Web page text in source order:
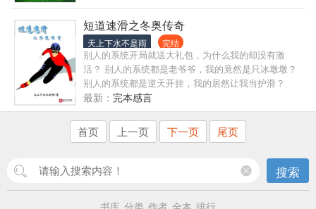
意，并邀请到英超青年队试训。 李普一步一脚印，从
青年队脱颖而出，进入英超一线队。 他作为一个守门
员，不但牢固的守住球队的最后一道防线，更频频助
功，以不可思议的方式取得进球。 随着能力的成长，
他可以做后卫、中场、前锋，成为足球场上无所不能
的巨星！
短道速滑之冬奥传奇
天上下水不是雨 完结
别人的系统开局就送大礼包，为什么我的却没有激
活？ 别人的系统都是老爷爷，我的竟然是只冰墩墩？
别人的系统都是逆天开挂，我的居然让我当护滑？
2022年2月4日 BJ冬奥会开幕式上，李宇昂看着来自各
国的冰雪健儿，对冰墩墩说道：“墩墩，北京冬奥会之
后，你有什么打算？” “我想陪着你成为冬奥传奇。”
2030年2月22日 刚刚率队拿到5000米接力金牌的李宇
《短道速滑：我的老爷爷是只冰墩墩》 书友群
最新： 完本感言
首页 上一页 下一页 尾页
搜索
书库 分类 作者 全本 排行